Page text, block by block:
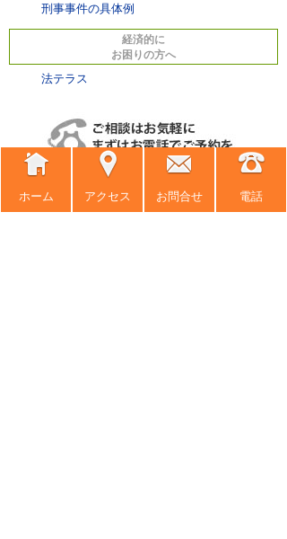
刑事事件の具体例
経済的に
お困りの方へ
法テラス
ホーム アクセス お問合せ 電話